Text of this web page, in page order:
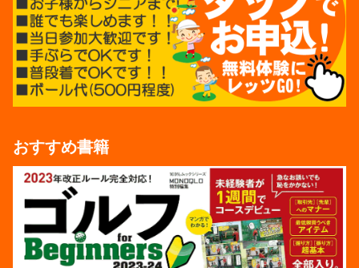
おすすめ書籍